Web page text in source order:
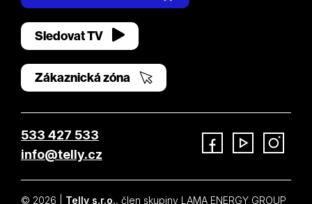
Sledovat TV
Zákaznická zóna
533 427 533
info@telly.cz
© 2026 | Telly s.r.o., člen skupiny LAMA ENERGY GROUP